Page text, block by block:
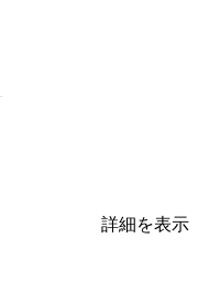
詳細を表示